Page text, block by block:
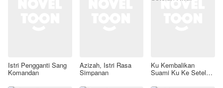
Istri Pengganti Sang
Komandan
Azizah, Istri Rasa
Simpanan
Ku Kembalikan
Suami Ku Ke Setelan